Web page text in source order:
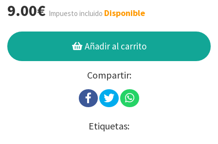
9.00€ Impuesto incluido Disponible
Añadir al carrito
Compartir:
Etiquetas: